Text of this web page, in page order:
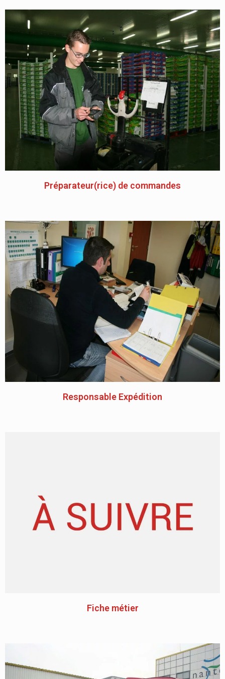
Préparateur(rice) de commandes
Responsable Expédition
Fiche métier